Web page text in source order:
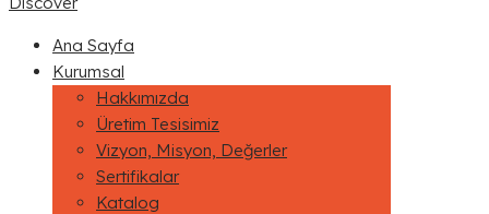
Ana Sayfa
Kurumsal
Hakkımızda
Üretim Tesisimiz
Vizyon, Misyon, Değerler
Sertifikalar
Katalog